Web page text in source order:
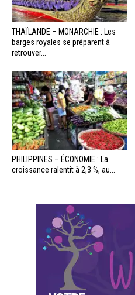
THAÏLANDE – MONARCHIE : Les
barges royales se préparent à
retrouver...
PHILIPPINES – ÉCONOMIE : La
croissance ralentit à 2,3 %, au...